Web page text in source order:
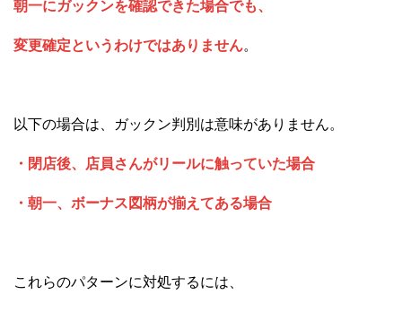
朝一にガックンを確認できた場合でも、
変更確定というわけではありません。
以下の場合は、ガックン判別は意味がありません。
・閉店後、店員さんがリールに触っていた場合
・朝一、ボーナス図柄が揃えてある場合
これらのパターンに対処するには、